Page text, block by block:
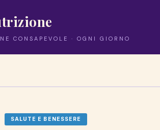
CONSAPEVOLE · OGNI GIORNO
SALUTE E BENESSERE